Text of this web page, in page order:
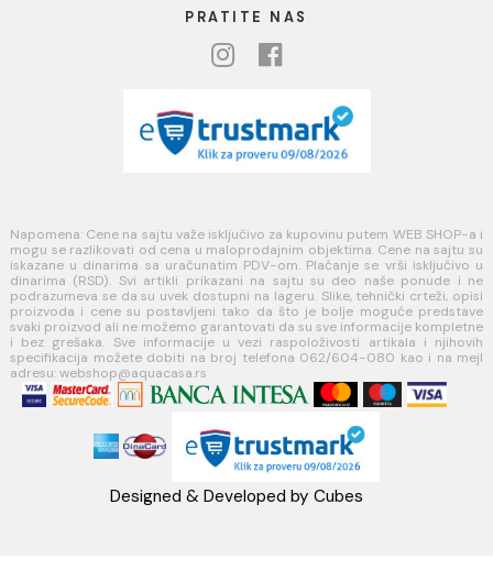
Opšti uslovi prodaje u internet prodavnici
Uslovi korišćenja internet prodavnice
Politika privatnosti i zaštita podataka
PLAĆANJE I ISPORUKA
MINOTTI
Koste Abraševića 12,
11271 Surčin
webshop@aquacasa.rs
Telefon: +38162604080
PIB:101030622
MB: 17336118
Račun:160-6000001237490-60
PRATITE NAS